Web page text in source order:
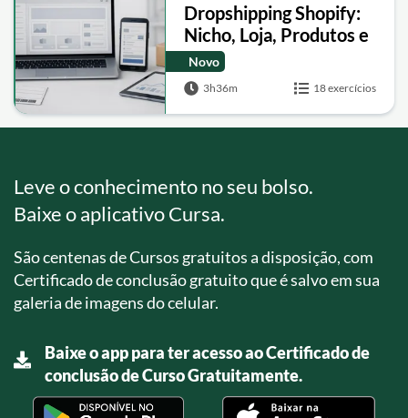
Dropshipping Shopify:
Nicho, Loja, Produtos e
Checkout
Novo
3h36m 18 exercícios
Leve o conhecimento no seu bolso.
Baixe o aplicativo Cursa.
São centenas de Cursos gratuitos a disposição, com
Certificado de conclusão gratuito que é salvo em sua
galeria de imagens do celular.
Baixe o app para ter acesso ao Certificado de
conclusão de Curso Gratuitamente.